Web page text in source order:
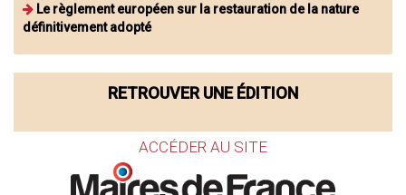
Le règlement européen sur la restauration de la nature
définitivement adopté
RETROUVER UNE ÉDITION
ACCÉDER AU SITE